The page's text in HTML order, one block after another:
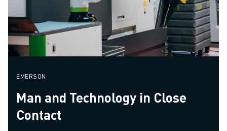
EMERSON
Man and Technology in Close
Contact